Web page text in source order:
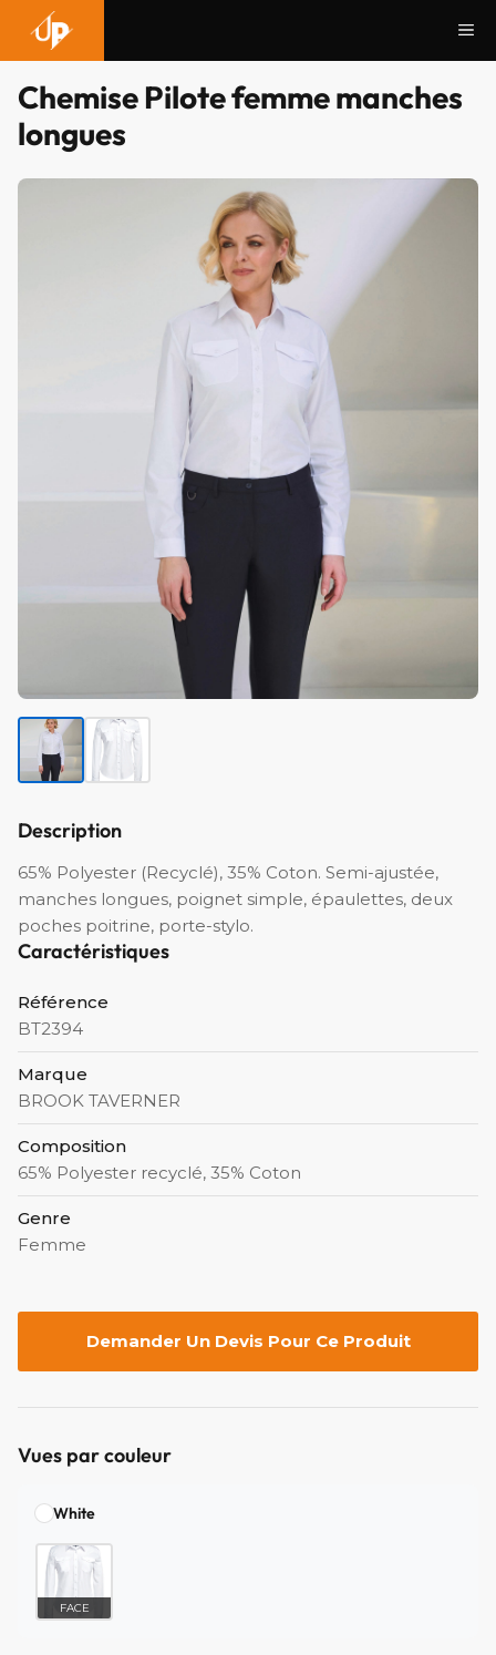
contenu
Chemise Pilote femme manches
longues
Description
65% Polyester (Recyclé), 35% Coton. Semi-ajustée,
manches longues, poignet simple, épaulettes, deux
poches poitrine, porte-stylo.
Caractéristiques
Référence
BT2394
Marque
BROOK TAVERNER
Composition
65% Polyester recyclé, 35% Coton
Genre
Femme
Demander Un Devis Pour Ce Produit
Vues par couleur
White
FACE